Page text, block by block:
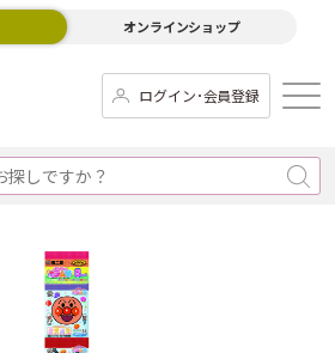
オンラインショップ
ログイン･会員登録